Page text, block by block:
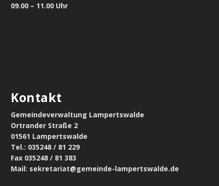
09.00 – 11.00 Uhr
Kontakt
Gemeindeverwaltung Lampertswalde
Ortrander Straße 2
01561 Lampertswalde
Tel.: 035248 / 81 229
Fax 035248 / 81 383
Mail: sekretariat@gemeinde-lampertswalde.de